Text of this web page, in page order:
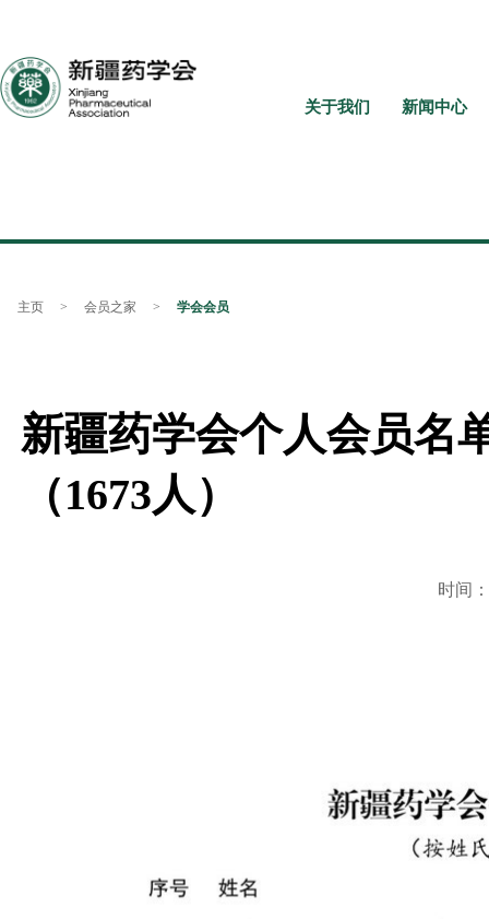
关于我们 新闻中心
主页 > 会员之家 > 学会会员
新疆药学会个人会员名
（1673人）
时间